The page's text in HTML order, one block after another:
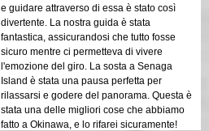
e guidare attraverso di essa è stato così
divertente. La nostra guida è stata
fantastica, assicurandosi che tutto fosse
sicuro mentre ci permetteva di vivere
l'emozione del giro. La sosta a Senaga
Island è stata una pausa perfetta per
rilassarsi e godere del panorama. Questa è
stata una delle migliori cose che abbiamo
fatto a Okinawa, e lo rifarei sicuramente!